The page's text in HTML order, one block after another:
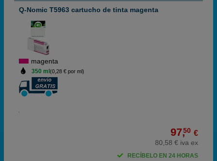
Q-Nomic T5963 cartucho de tinta magenta
magenta
350 ml (0,28 € por ml)
97,50 €
80,58 € iva ex
RECÍBELO EN 24 HORAS